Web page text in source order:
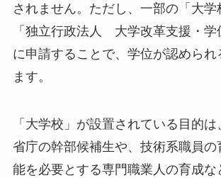
されません。ただし、一部の「大学
「独立行政法人 大学改革支援・学
に申請することで、学位が認められ
ます。
「大学校」が設置されている目的
省庁の幹部候補生や、技術系職員の
能を必要とする専門職業人の育成な